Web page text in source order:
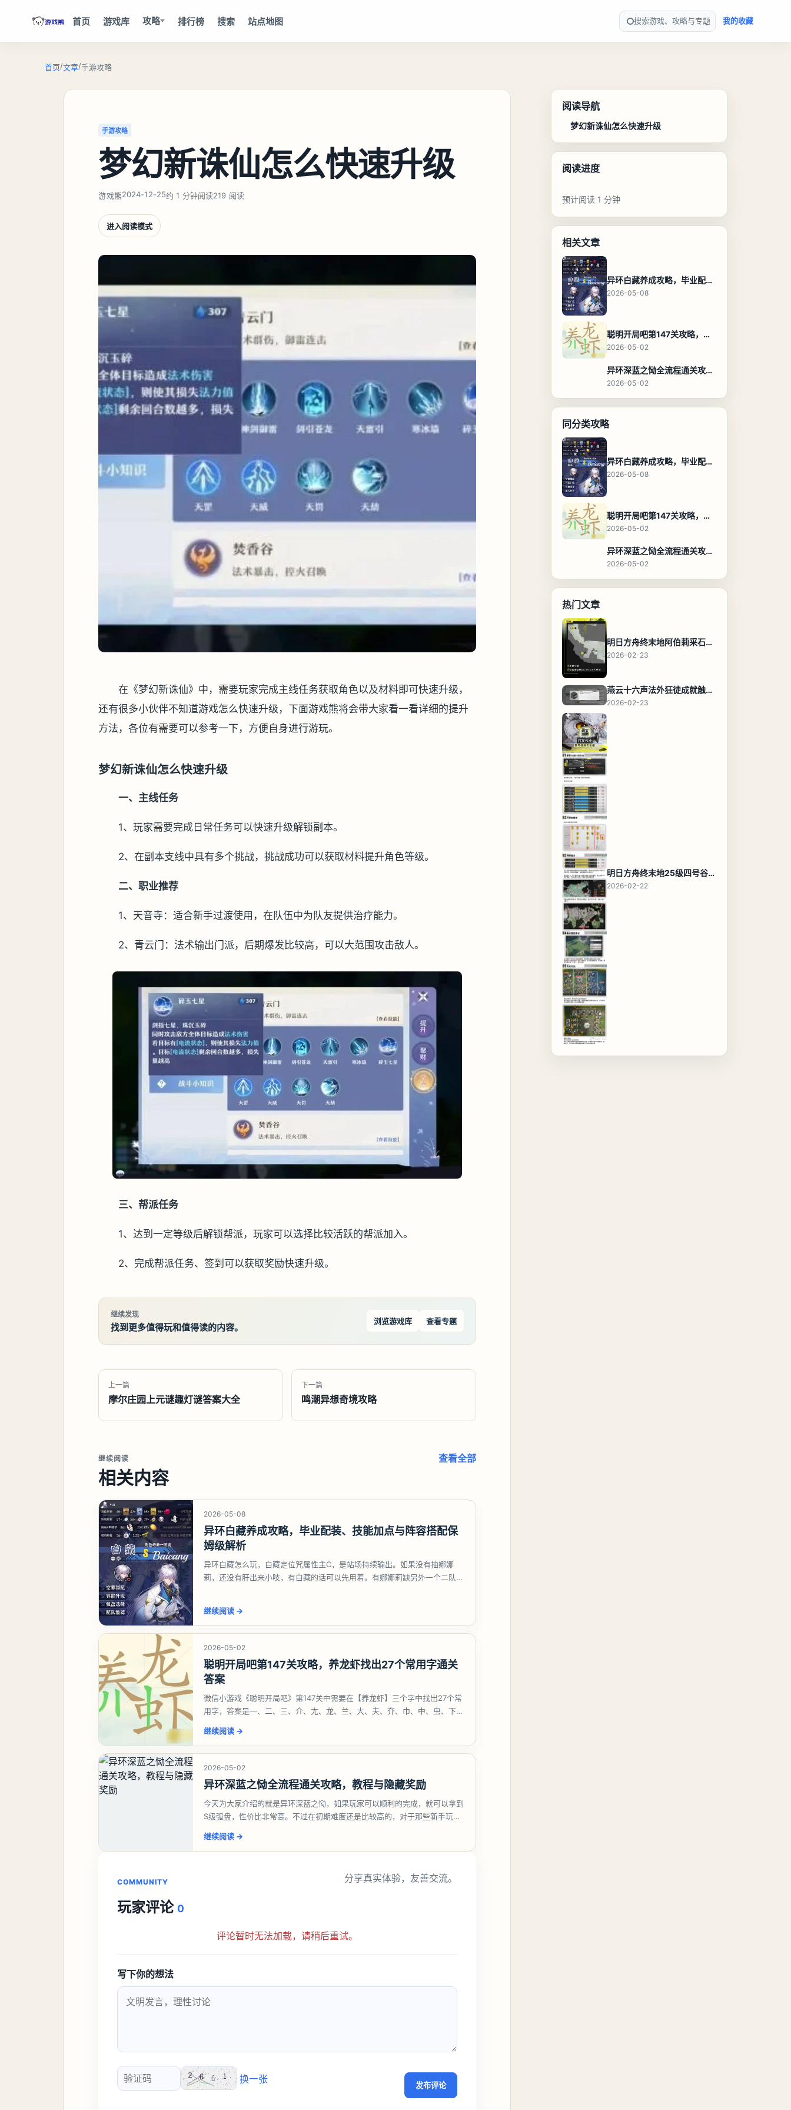
首页 游戏库 攻略 排行榜 搜索 站点地图 搜索游戏、攻略与专题 我的收藏
首页/文章/手游攻略
手游攻略
梦幻新诛仙怎么快速升级
游戏熊2024-12-25约 1 分钟阅读219 阅读
进入阅读模式
在《梦幻新诛仙》中，需要玩家完成主线任务获取角色以及材料即可快速升级，
还有很多小伙伴不知道游戏怎么快速升级，下面游戏熊将会带大家看一看详细的提升
方法，各位有需要可以参考一下，方便自身进行游玩。
梦幻新诛仙怎么快速升级
一、主线任务
1、玩家需要完成日常任务可以快速升级解锁副本。
2、在副本支线中具有多个挑战，挑战成功可以获取材料提升角色等级。
二、职业推荐
1、天音寺：适合新手过渡使用，在队伍中为队友提供治疗能力。
2、青云门：法术输出门派，后期爆发比较高，可以大范围攻击敌人。
三、帮派任务
1、达到一定等级后解锁帮派，玩家可以选择比较活跃的帮派加入。
2、完成帮派任务、签到可以获取奖励快速升级。
继续发现
找到更多值得玩和值得读的内容。
浏览游戏库 查看专题
上一篇
摩尔庄园上元谜趣灯谜答案大全
下一篇
鸣潮异想奇境攻略
继续阅读
相关内容
查看全部
2026-05-08
异环白藏养成攻略，毕业配装、技能加点与阵容搭配保
姆级解析
异环白藏怎么玩，白藏定位咒属性主C，是站场持续输出。如果没有抽娜娜
莉，还没有肝出来小吱，有白藏的话可以先用着。有娜娜莉缺另外一个二队C
继续阅读 →
2026-05-02
聪明开局吧第147关攻略，养龙虾找出27个常用字通关
答案
微信小游戏《聪明开局吧》第147关中需要在【养龙虾】三个字中找出27个常
用字，答案是一、二、三、介、尢、龙、兰、大、夫、夰、巾、中、虫、下、
继续阅读 →
2026-05-02
异环深蓝之恸全流程通关攻略，教程与隐藏奖励
今天为大家介绍的就是异环深蓝之恸，如果玩家可以顺利的完成，就可以拿到
S级弧盘，性价比非常高。不过在初期难度还是比较高的，对于那些新手玩家
继续阅读 →
COMMUNITY
玩家评论 0
分享真实体验，友善交流。
评论暂时无法加载，请稍后重试。
写下你的想法
验证码
换一张
发布评论
阅读导航
梦幻新诛仙怎么快速升级
阅读进度
预计阅读 1 分钟
相关文章
异环白藏养成攻略，毕业配装、技能加点与阵容搭配保姆级解析
2026-05-08
聪明开局吧第147关攻略，养龙虾找出27个常用字通关答案
2026-05-02
异环深蓝之恸全流程通关攻略，教程与隐藏奖励
2026-05-02
同分类攻略
异环白藏养成攻略，毕业配装、技能加点与阵容搭配保姆级解析
2026-05-08
聪明开局吧第147关攻略，养龙虾找出27个常用字通关答案
2026-05-02
异环深蓝之恸全流程通关攻略，教程与隐藏奖励
2026-05-02
热门文章
明日方舟终末地阿伯莉采石场宝箱全收集攻略，全点位分布图与路线
2026-02-23
燕云十六声法外狂徒成就触发条件与通关攻略
2026-02-23
明日方舟终末地25级四号谷地基地蓝图，高效布局规划
2026-02-22